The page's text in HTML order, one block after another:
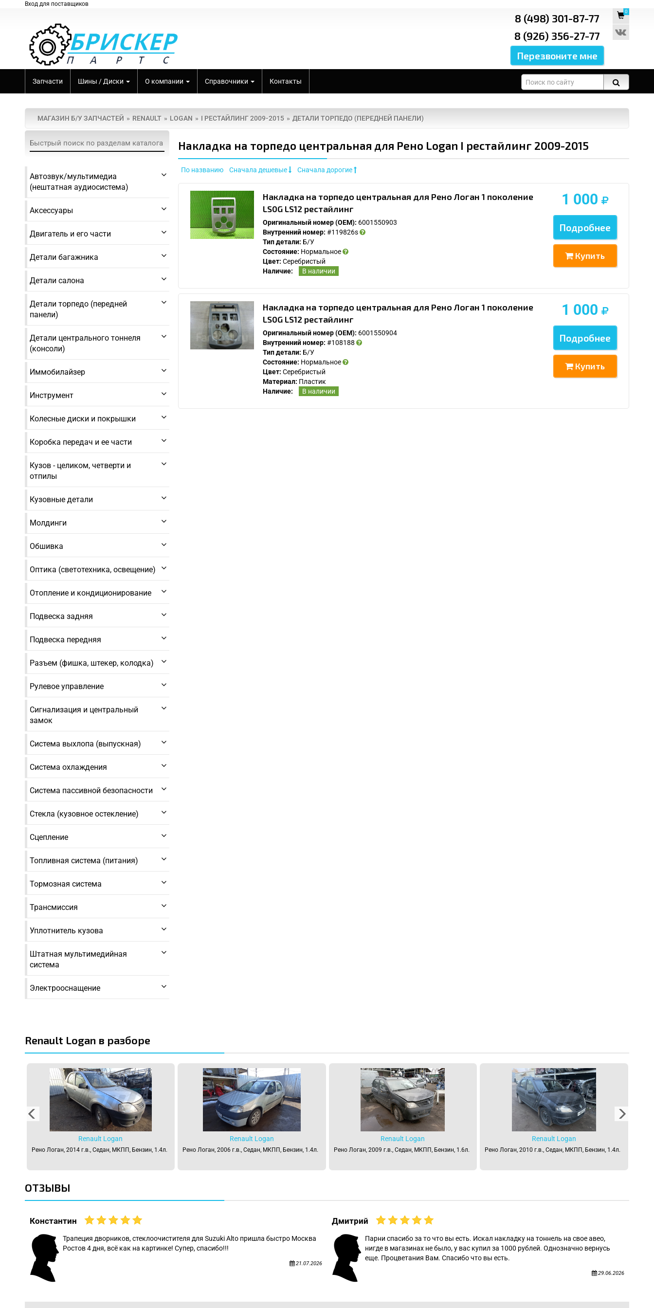
Вход для поставщиков
8 (498) 301-87-77
8 (926) 356-27-77
0
Запчасти Шины / Диски О компании Справочники Контакты
МАГАЗИН Б/У ЗАПЧАСТЕЙ RENAULT LOGAN I РЕСТАЙЛИНГ 2009-2015 ДЕТАЛИ ТОРПЕДО (ПЕРЕДНЕЙ ПАНЕЛИ)
Автозвук/мультимедиа
(нештатная аудиосистема)
Аксессуары
Двигатель и его части
Детали багажника
Детали салона
Детали торпедо (передней
панели)
Детали центрального тоннеля
(консоли)
Иммобилайзер
Инструмент
Колесные диски и покрышки
Коробка передач и ее части
Кузов - целиком, четверти и
отпилы
Кузовные детали
Молдинги
Обшивка
Оптика (светотехника, освещение)
Отопление и кондиционирование
Подвеска задняя
Подвеска передняя
Разъем (фишка, штекер, колодка)
Рулевое управление
Сигнализация и центральный
замок
Система выхлопа (выпускная)
Система охлаждения
Система пассивной безопасности
Стекла (кузовное остекление)
Сцепление
Топливная система (питания)
Тормозная система
Трансмиссия
Уплотнитель кузова
Штатная мультимедийная
система
Электрооснащение
Накладка на торпедо центральная для Рено Logan I рестайлинг 2009-2015
По названию Сначала дешевые Сначала дорогие
Накладка на торпедо центральная для Рено Логан 1 поколение
LS0G LS12 рестайлинг
Оригинальный номер (OEM): 6001550903
Внутренний номер: #119826s
Тип детали: Б/У
Состояние: Нормальное
Цвет: Серебристый
Наличие:
В наличии
1 000
Подробнее
Купить
Накладка на торпедо центральная для Рено Логан 1 поколение
LS0G LS12 рестайлинг
Оригинальный номер (OEM): 6001550904
Внутренний номер: #108188
Тип детали: Б/У
Состояние: Нормальное
Цвет: Серебристый
Материал: Пластик
Наличие:
В наличии
1 000
Подробнее
Купить
Renault Logan в разборе
Renault Logan
Рено Логан, 2014 г.в., Седан, МКПП, Бензин, 1.4л.
Renault Logan
Рено Логан, 2006 г.в., Седан, МКПП, Бензин, 1.4л.
Renault Logan
Рено Логан, 2009 г.в., Седан, МКПП, Бензин, 1.6л.
Renault Logan
Рено Логан, 2010 г.в., Седан, МКПП, Бензин, 1.4л.
ОТЗЫВЫ
Константин
Трапеция дворников, стеклоочистителя для Suzuki Alto пришла быстро Москва
Ростов 4 дня, всё как на картинке! Супер, спасибо!!!
21.07.2026
Дмитрий
Парни спасибо за то что вы есть. Искал накладку на тоннель на свое авео,
нигде в магазинах не было, у вас купил за 1000 рублей. Однозначно вернусь
еще. Процветания Вам. Спасибо что вы есть.
29.06.2026